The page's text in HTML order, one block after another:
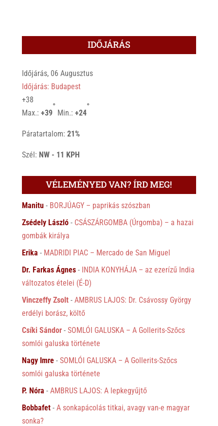
IDŐJÁRÁS
Időjárás, 06 Augusztus
Időjárás: Budapest
+38
Max.: +39
°
Min.: +24
°
Páratartalom: 21%
Szél: NW - 11 KPH
VÉLEMÉNYED VAN? ÍRD MEG!
Manitu- BORJÚAGY – paprikás szószban
Zsédely László- CSÁSZÁRGOMBA (Úrgomba) – a hazai
gombák királya
Erika - MADRIDI PIAC – Mercado de San Miguel
Dr. Farkas Ágnes- INDIA KONYHÁJA – az ezerízű India
változatos ételei (É-D)
Vinczeffy Zsolt- AMBRUS LAJOS: Dr. Csávossy György
erdélyi borász, költő
Csíki Sándor- SOMLÓI GALUSKA – A Gollerits-Szőcs
somlói galuska története
Nagy Imre- SOMLÓI GALUSKA – A Gollerits-Szőcs
somlói galuska története
P. Nóra - AMBRUS LAJOS: A lepkegyűjtő
Bobbafet- A sonkapácolás titkai, avagy van-e magyar
sonka?